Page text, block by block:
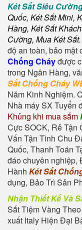
Két Sắt Siêu
Quốc, Két Sắt Mini,
Hàng, Két Sắt
Cường, Mua Két Sắt.
độ an toàn, bảo mật
Chống Cháyđược
trong Ngân Hàng,
Sắt Chống Cháy
Năm Kinh Nghiệm.
Nhà máy SX Tuyển
Khủng khi mua sắm
Cực SOCK, Rẻ Tận
Vấn Tận Tình Chu
Quốc, Thanh Toán
đáo chuyên nghiệp,
Hành Két Sắt
dụng, Bảo Trì Sản
Nhận Thiết Kế Và
Sắt Tiệm Vàng
xuất Italy Hiện Đại